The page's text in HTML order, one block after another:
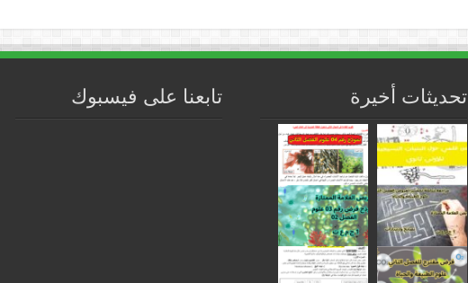
تحديثات أخيرة تابعنا على فيسبوك